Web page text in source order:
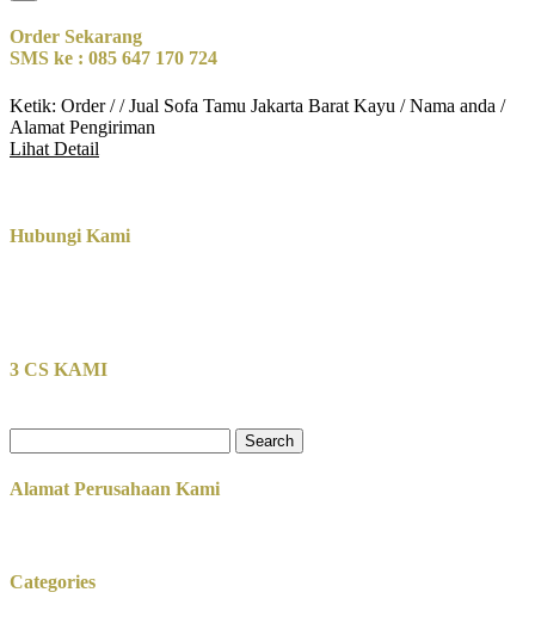
Order Sekarang
SMS ke : 085 647 170 724
Ketik: Order / / Jual Sofa Tamu Jakarta Barat Kayu / Nama anda /
Alamat Pengiriman
Lihat Detail
Hubungi Kami
3 CS KAMI
for:
Alamat Perusahaan Kami
Categories